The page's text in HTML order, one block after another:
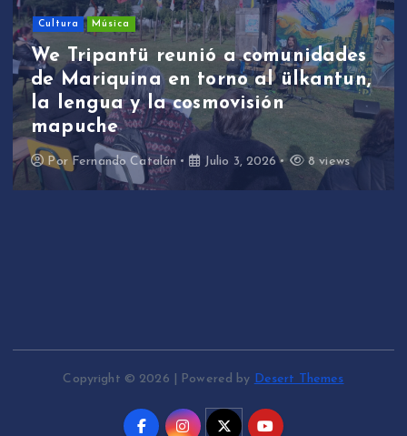
Cultura Música
We Tripantü reunió a comunidades
de Mariquina en torno al ülkantun,
la lengua y la cosmovisión
mapuche
PorFernando Catalán Julio 3, 2026 8 views
Copyright © 2026 | Powered by Desert Themes